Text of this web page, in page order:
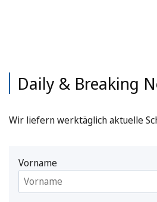
Daily & Breaking
Wir liefern werktäglich aktuelle
Vorname